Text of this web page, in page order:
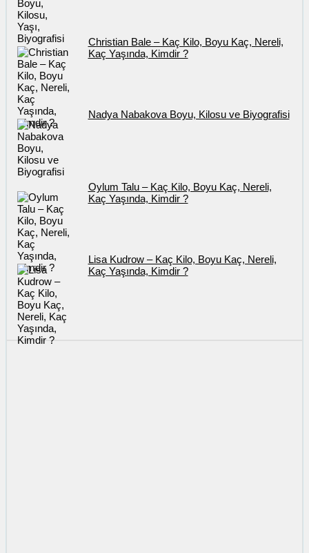
Christian Bale – Kaç Kilo, Boyu Kaç, Nereli,
Kaç Yaşında, Kimdir ?
Nadya Nabakova Boyu, Kilosu ve Biyografisi
Oylum Talu – Kaç Kilo, Boyu Kaç, Nereli,
Kaç Yaşında, Kimdir ?
Lisa Kudrow – Kaç Kilo, Boyu Kaç, Nereli,
Kaç Yaşında, Kimdir ?